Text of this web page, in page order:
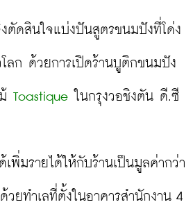
ตัดสินใจแบ่งปันสูตรขนมปังที่โด่ง
ลก ด้วยการเปิดร้านบูติกขนมปัง
Toastique ในกรุงวอชิงตัน ดี.ซี
พิ่มรายได้ให้กับร้านเป็นมูลค่ากว่า
ยทำเลที่ตั้งในอาคารสำนักงาน 4